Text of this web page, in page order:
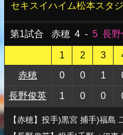
セキスイハイム松本スタ
第1試合 赤穂 4 - 5 長
1 2 3
赤穂
0 0 1
長野俊英 1 0 0
【赤穂】投手)黒宮 捕手)福島